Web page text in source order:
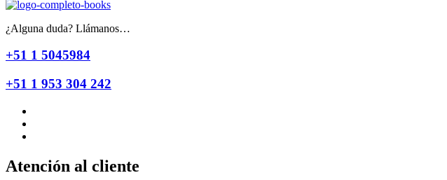
¿Alguna duda? Llámanos…
+51 1 5045984
+51 1 953 304 242
Atención al cliente